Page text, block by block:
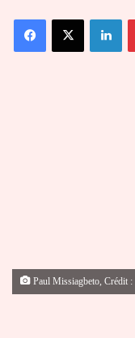
courriel
FacebookX
Paul Missiagbeto, Crédit